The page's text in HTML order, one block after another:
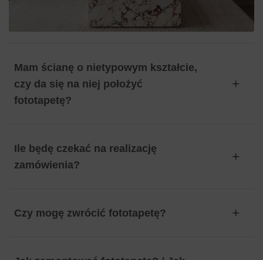
Mam ścianę o nietypowym kształcie,
czy da się na niej położyć
fototapetę?
Ile będę czekać na realizację
zamówienia?
Czy mogę zwrócić fototapetę?